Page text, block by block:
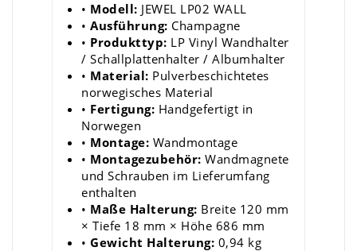
• Modell: JEWEL LP02 WALL
• Ausführung: Champagne
• Produkttyp: LP Vinyl Wandhalter
/ Schallplattenhalter / Albumhalter
• Material: Pulverbeschichtetes
norwegisches Material
• Fertigung: Handgefertigt in
Norwegen
• Montage: Wandmontage
• Montagezubehör: Wandmagnete
und Schrauben im Lieferumfang
enthalten
• Maße Halterung: Breite 120 mm
× Tiefe 18 mm × Höhe 686 mm
• Gewicht Halterung: 0,94 kg